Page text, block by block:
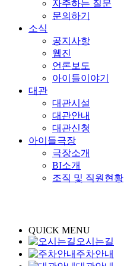
자주하는 질문
문의하기
소식
공지사항
웹진
언론보도
아이들이야기
대관
대관시설
대관안내
대관신청
아이들극장
극장소개
BI소개
조직 및 직원현황
QUICK MENU
오시는길
주차안내